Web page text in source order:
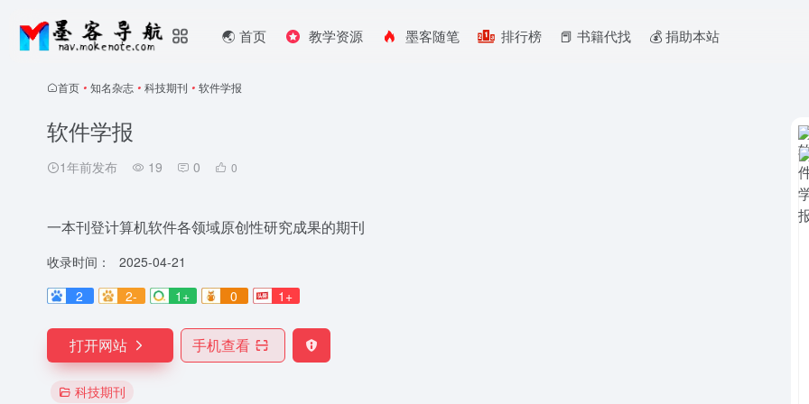
🌏️ 首页 教学资源 墨客随笔 排行榜 📕 书籍代找 💰️ 捐助本站
首页 • 知名杂志 • 科技期刊 • 软件学报
软件学报
1年前发布 19 0 0
一本刊登计算机软件各领域原创性研究成果的期刊
收录时间：
2025-04-21
2
2- 1+ 0 1+
打开网站 手机查看
科技期刊